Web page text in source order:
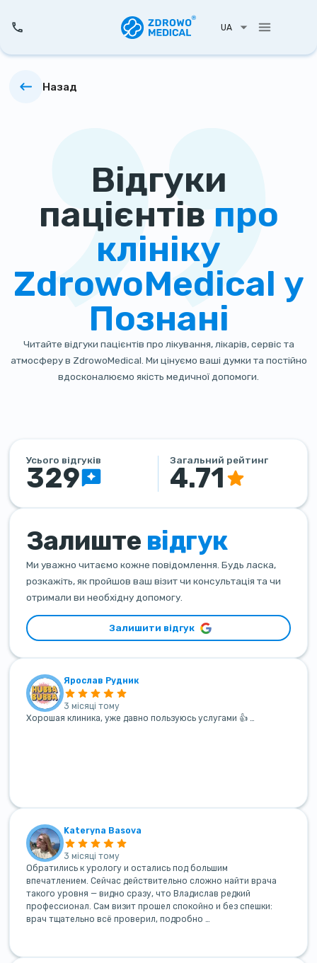
UA
Назад
Відгуки
пацієнтів про
клініку
ZdrowoMedical у
Познані
Читайте відгуки пацієнтів про лікування, лікарів, сервіс та
атмосферу в ZdrowoMedical. Ми цінуємо ваші думки та постійно
вдосконалюємо якість медичної допомоги.
Усього відгуків
329
Загальний рейтинг
4.71
Залиште відгук
Ми уважно читаємо кожне повідомлення. Будь ласка,
розкажіть, як пройшов ваш візит чи консультація та чи
отримали ви необхідну допомогу.
Залишити відгук
Ярослав Рудник
3 місяці тому
Хорошая клиника, уже давно пользуюсь услугами 👍 …
Kateryna Basova
3 місяці тому
Обратились к урологу и остались под большим
впечатлением. Сейчас действительно сложно найти врача
такого уровня — видно сразу, что Владислав редкий
профессионал. Сам визит прошел спокойно и без спешки:
врач тщательно всё проверил, подробно …